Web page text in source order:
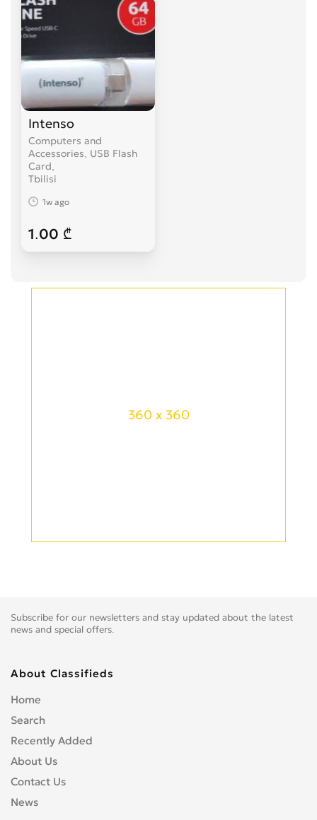
Intenso
Computers and
Accessories, USB Flash
Card
Tbilisi
1w ago
1.00 ₾
360 x 360
Subscribe for our newsletters and stay updated about the latest
news and special offers.
About Classifieds
Home
Search
Recently Added
About Us
Contact Us
News